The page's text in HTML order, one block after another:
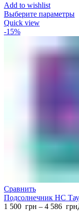
Add to wishlist
Выберите параметры
Quick view
-15%
Сравнить
Подсолнечник НС
1 500 грн – 4 586 грн